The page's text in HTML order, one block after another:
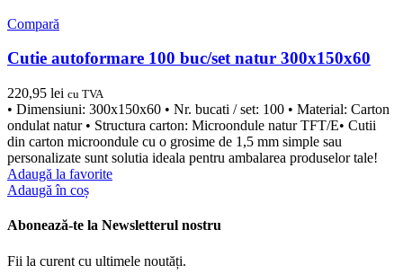
Compară
Cutie autoformare 100 buc/set natur 300x150x60
220,95 lei cu TVA
• Dimensiuni: 300x150x60 • Nr. bucati / set: 100 • Material: Carton
ondulat natur • Structura carton: Microondule natur TFT/E• Cutii
din carton microondule cu o grosime de 1,5 mm simple sau
personalizate sunt solutia ideala pentru ambalarea produselor tale!
Adaugă la favorite
Adaugă în coș
Abonează-te la Newsletterul nostru
Fii la curent cu ultimele noutăți.